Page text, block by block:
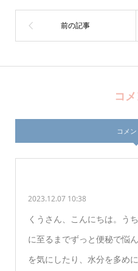
コ
コメ
2023.12.07 10:38
くうさん、こんにちは。う
に至るまでずっと便秘で悩
を気にしたり、水分を多め